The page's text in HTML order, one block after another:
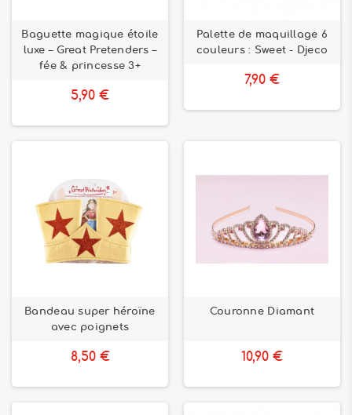
Baguette magique étoile
luxe – Great Pretenders –
fée & princesse 3+
5,90 €
Palette de maquillage 6
couleurs : Sweet - Djeco
7,90 €
Bandeau super héroïne
avec poignets
8,50 €
Couronne Diamant
10,90 €